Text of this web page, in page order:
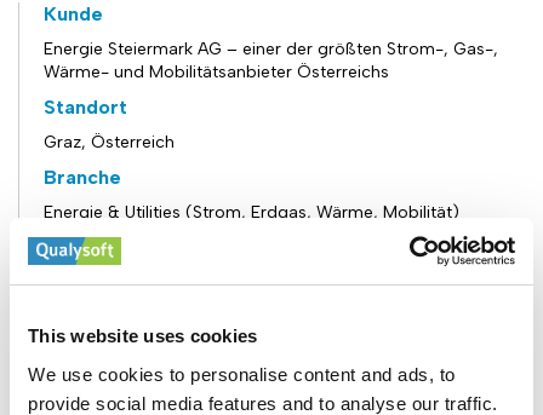
This website uses cookies
We use cookies to personalise content and ads, to
provide social media features and to analyse our traffic.
Kunde
Energie Steiermark AG – einer der größten Strom-, Gas-,
Wärme- und Mobilitätsanbieter Österreichs
Standort
Graz, Österreich
Branche
Energie & Utilities (Strom, Erdgas, Wärme, Mobilität)
Größe
Großer nationaler Versorger mit Hunderttausenden Kunden
Leistungen
Next-Generation-CRM: Design & Implementierung (Aurea
CRM) Duale Kunde-/Self‑Service-Portale für Netzbetreiber